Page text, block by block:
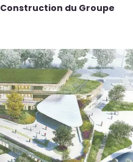
Construction du Groupe